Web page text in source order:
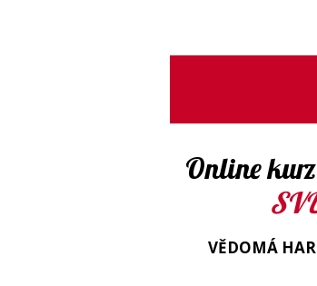
Online
VĚDOMÁ